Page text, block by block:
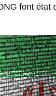
font état